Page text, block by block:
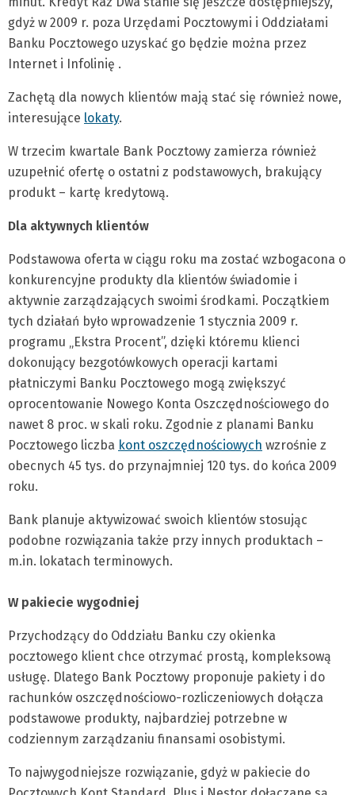
gdyż w 2009 r. poza Urzędami Pocztowymi i Oddziałami
Banku Pocztowego uzyskać go będzie można przez
Internet i Infolinię .
Zachętą dla nowych klientów mają stać się również nowe,
interesujące lokaty.
W trzecim kwartale Bank Pocztowy zamierza również
uzupełnić ofertę o ostatni z podstawowych, brakujący
produkt – kartę kredytową.
Dla aktywnych klientów
Podstawowa oferta w ciągu roku ma zostać wzbogacona o
konkurencyjne produkty dla klientów świadomie i
aktywnie zarządzających swoimi środkami. Początkiem
tych działań było wprowadzenie 1 stycznia 2009 r.
programu „Ekstra Procent”, dzięki któremu klienci
dokonujący bezgotówkowych operacji kartami
płatniczymi Banku Pocztowego mogą zwiększyć
oprocentowanie Nowego Konta Oszczędnościowego do
nawet 8 proc. w skali roku. Zgodnie z planami Banku
Pocztowego liczba kont oszczędnościowych wzrośnie z
obecnych 45 tys. do przynajmniej 120 tys. do końca 2009
roku.
Bank planuje aktywizować swoich klientów stosując
podobne rozwiązania także przy innych produktach –
m.in. lokatach terminowych.
W pakiecie wygodniej
Przychodzący do Oddziału Banku czy okienka
pocztowego klient chce otrzymać prostą, kompleksową
usługę. Dlatego Bank Pocztowy proponuje pakiety i do
rachunków oszczędnościowo-rozliczeniowych dołącza
podstawowe produkty, najbardziej potrzebne w
codziennym zarządzaniu finansami osobistymi.
To najwygodniejsze rozwiązanie, gdyż w pakiecie do